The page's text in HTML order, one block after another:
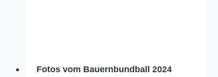
Fotos vom Bauernbundball 2024